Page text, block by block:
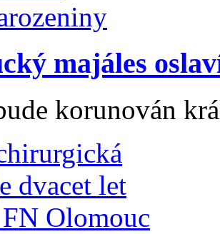
majáles
korunován